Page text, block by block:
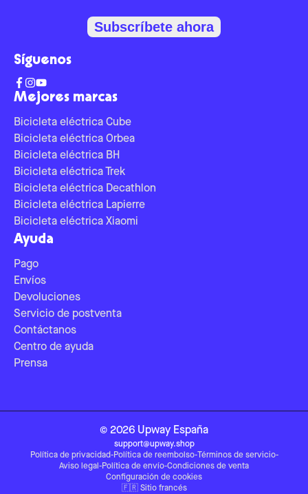
Mejores marcas
Bicicleta eléctrica Cube
Bicicleta eléctrica Orbea
Bicicleta eléctrica BH
Bicicleta eléctrica Trek
Bicicleta eléctrica Decathlon
Bicicleta eléctrica Lapierre
Bicicleta eléctrica Xiaomi
Ayuda
Pago
Envíos
Devoluciones
Servicio de postventa
Contáctanos
Centro de ayuda
Prensa
Subscríbete ahora
Síguenos
© 2026 Upway España
support@upway.shop
Política de privacidad-Política de reembolso-Términos de servicio-
Aviso legal -Política de envío-Condiciones de venta
Configuración de cookies
🇫🇷 Sitio francés